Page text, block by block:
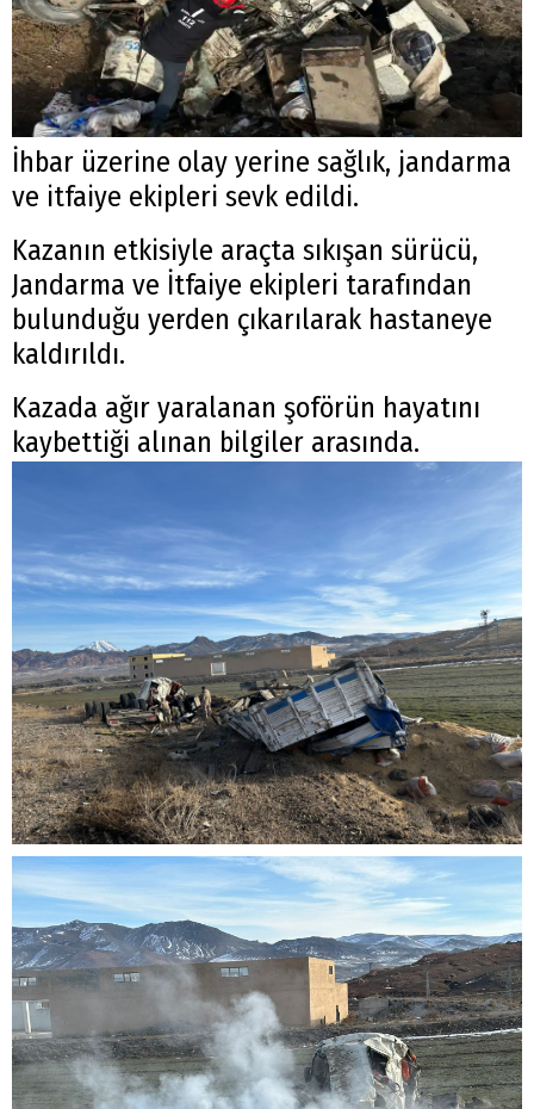
İhbar üzerine olay yerine sağlık, jandarma
ve itfaiye ekipleri sevk edildi.
Kazanın etkisiyle araçta sıkışan sürücü,
Jandarma ve İtfaiye ekipleri tarafından
bulunduğu yerden çıkarılarak hastaneye
kaldırıldı.
Kazada ağır yaralanan şoförün hayatını
kaybettiği alınan bilgiler arasında.